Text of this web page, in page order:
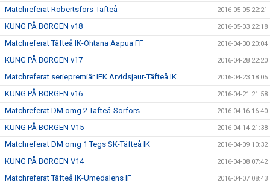
Matchreferat Robertsfors-Täfteå 2016-05-05 22:21
KUNG PÅ BORGEN v18 2016-05-03 22:18
Matchreferat Täfteå IK-Ohtana Aapua FF 2016-04-30 20:04
KUNG PÅ BORGEN v17 2016-04-28 22:20
Matchreferat seriepremiär IFK Arvidsjaur-Täfteå IK 2016-04-23 18:05
KUNG PÅ BORGEN v16 2016-04-21 21:58
Matchreferat DM omg 2 Täfteå-Sörfors 2016-04-16 16:40
KUNG PÅ BORGEN V15 2016-04-14 21:38
Matchreferat DM omg 1 Tegs SK-Täfteå IK 2016-04-09 10:32
KUNG PÅ BORGEN V14 2016-04-08 07:42
Matchreferat Täfteå IK-Umedalens IF 2016-04-07 08:43